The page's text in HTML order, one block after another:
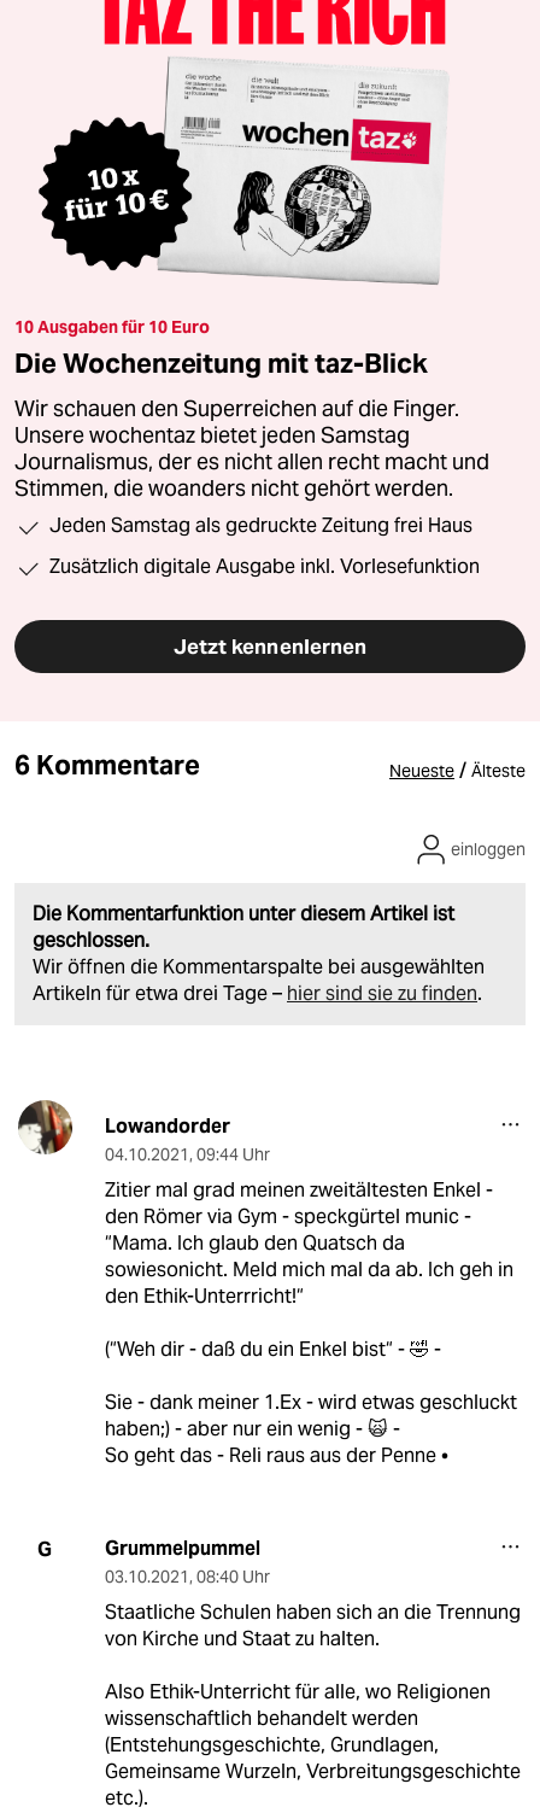
10 Ausgaben für 10 Euro
Die Wochenzeitung mit taz-Blick
Wir schauen den Superreichen auf die Finger.
Unsere wochentaz bietet jeden Samstag
Journalismus, der es nicht allen recht macht und
Stimmen, die woanders nicht gehört werden.
Jeden Samstag als gedruckte Zeitung frei Haus
Zusätzlich digitale Ausgabe inkl. Vorlesefunktion
Jetzt kennenlernen
6 Kommentare Neueste / Älteste
Die Kommentarfunktion unter diesem Artikel ist
geschlossen.
Wir öffnen die Kommentarspalte bei ausgewählten
Artikeln für etwa drei Tage – hier sind sie zu finden.
einloggen
Lowandorder
04.10.2021, 09:44 Uhr
Zitier mal grad meinen zweitältesten Enkel -
den Römer via Gym - speckgürtel munic -
“Mama. Ich glaub den Quatsch da
sowiesonicht. Meld mich mal da ab. Ich geh in
den Ethik-Unterrricht!“
(“Weh dir - daß du ein Enkel bist“ - 🤣 -
Sie - dank meiner 1.Ex - wird etwas geschluckt
haben;) - aber nur ein wenig - 🙀 -
So geht das - Reli raus aus der Penne •
G Grummelpummel
03.10.2021, 08:40 Uhr
Staatliche Schulen haben sich an die Trennung
von Kirche und Staat zu halten.
Also Ethik-Unterricht für alle, wo Religionen
wissenschaftlich behandelt werden
(Entstehungsgeschichte, Grundlagen,
Gemeinsame Wurzeln, Verbreitungsgeschichte
etc.).